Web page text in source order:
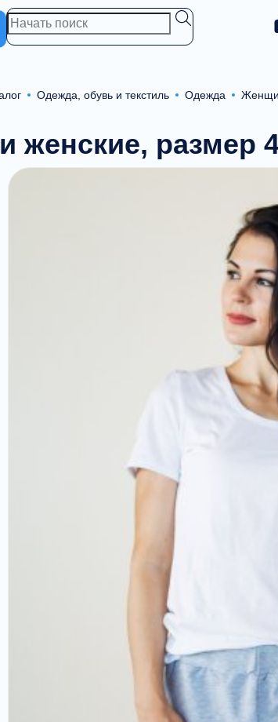
Одежда, обувь и текстиль Одежда
женские, размер